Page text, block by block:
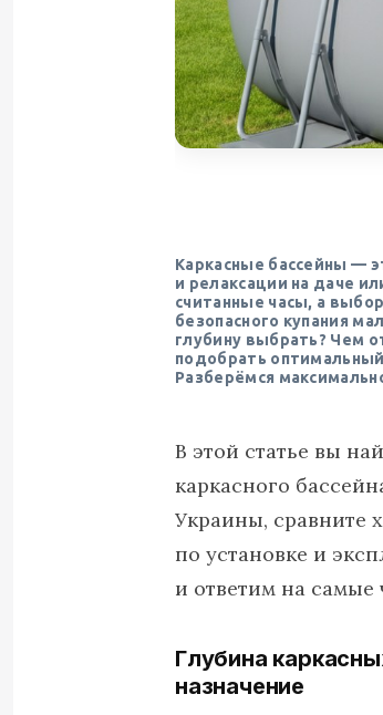
Каркасные бассейны —
и релаксации на даче
считанные часы, а
безопасного купания
глубину выбрать? Чем
подобрать
Разберёмся
В этой статье вы
каркасного
Украины, сравните
по установке и
и ответим на самые
Глубина
назначение